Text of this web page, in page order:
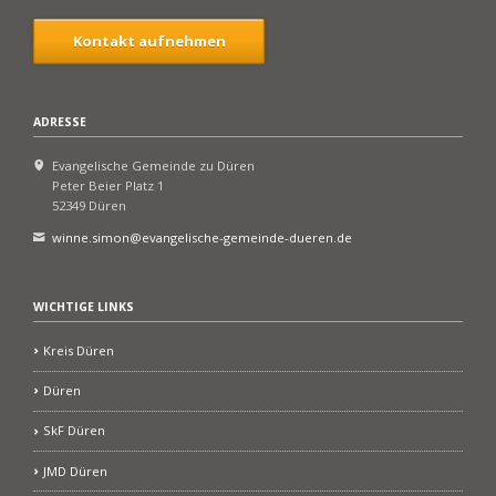
Kontakt aufnehmen
ADRESSE
Evangelische Gemeinde zu Düren
Peter Beier Platz 1
52349 Düren
winne.simon@evangelische-gemeinde-dueren.de
WICHTIGE LINKS
Kreis Düren
Düren
SkF Düren
JMD Düren